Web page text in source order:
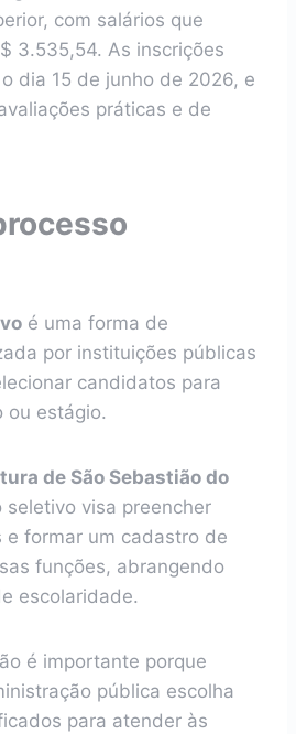
com salários que
3.535,54. As inscrições
dia 15 de junho de 2026, e
práticas e de
é uma forma de
por instituições públicas
candidatos para
ou estágio.
de São Sebastião do
seletivo visa preencher
e formar um cadastro de
funções, abrangendo
escolaridade.
é importante porque
pública escolha
para atender às